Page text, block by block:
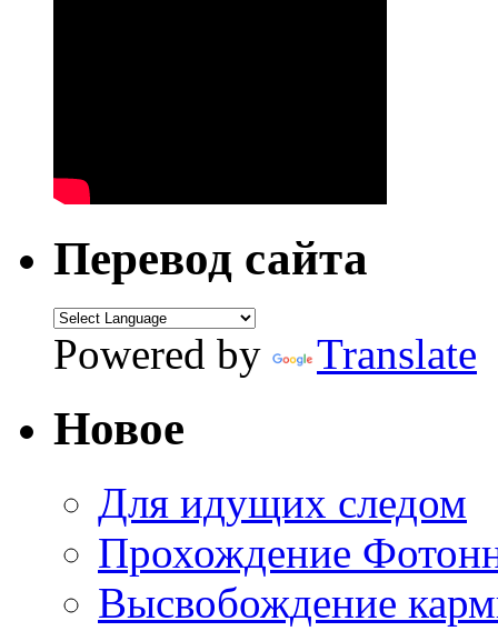
Перевод сайта
Powered by Translate
Новое
Для идущих следом
Прохождение
Высвобождение